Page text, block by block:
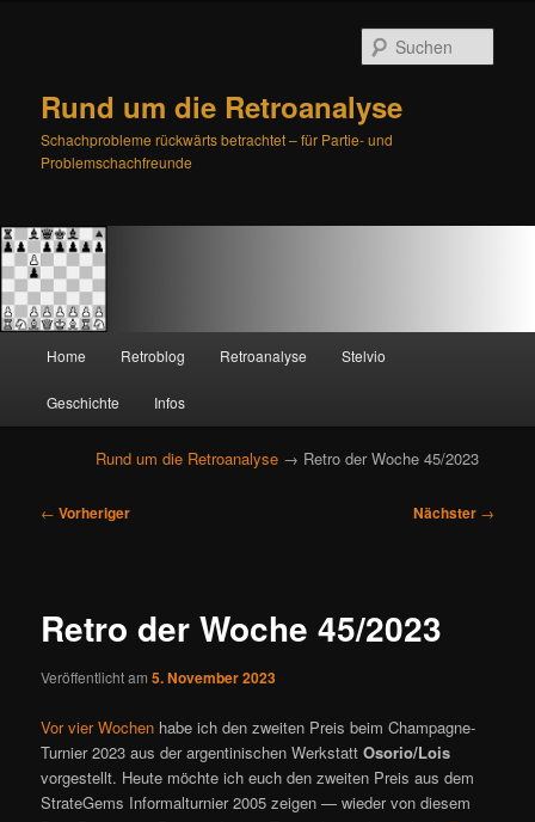
Rund um die Retroanalyse
Schachprobleme rückwärts betrachtet – für Partie- und
Problemschachfreunde
Zum
primären
Inhalt
springen
Zum
sekundären
Inhalt
springen
Home Retroblog Retroanalyse Stelvio
Geschichte Infos
Rund um die Retroanalyse → Retro der Woche 45/2023
B
a
s
a
v
i
g
← Vorheriger Nächster →
Retro der Woche 45/2023
Veröffentlicht am5. November 2023
Vor vier Wochen habe ich den zweiten Preis beim Champagne-
Turnier 2023 aus der argentinischen WerkstattOsorio/Lois
vorgestellt. Heute möchte ich euch den zweiten Preis aus dem
StrateGems Informalturnier 2005 zeigen — wieder von diesem